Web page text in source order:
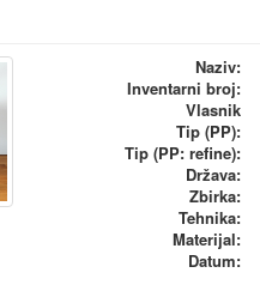
Naziv:
Inventarni broj:
Vlasnik
Tip (PP):
Tip (PP: refine):
Država:
Zbirka:
Tehnika:
Materijal:
Datum: